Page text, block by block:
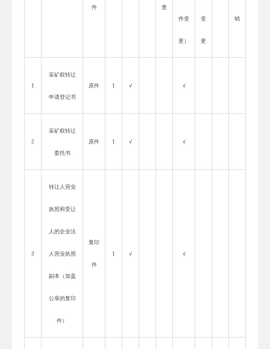
件 查
件变
更）
变
更
销
1
采矿权转让
申请登记书
原件 1 √ √
2
采矿权转让
委托书
原件 1 √ √
3
转让人营业
执照和受让
人的企业法
人营业执照
副本（加盖
公章的复印
件）
复印
件
1 √ √